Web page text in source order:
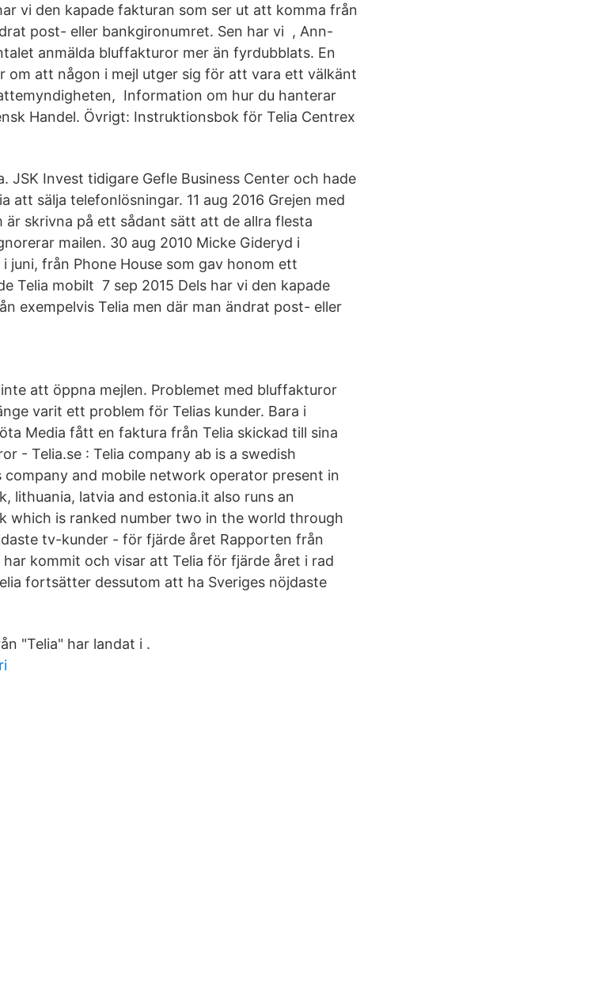
vi den kapade fakturan som ser ut att komma från
post- eller bankgironumret. Sen har vi , Ann-
anmälda bluffakturor mer än fyrdubblats. En
om att någon i mejl utger sig för att vara ett välkänt
Information om hur du hanterar
Handel. Övrigt: Instruktionsbok för Telia Centrex
JSK Invest tidigare Gefle Business Center och hade
att sälja telefonlösningar. 11 aug 2016 Grejen med
skrivna på ett sådant sätt att de allra flesta
mailen. 30 aug 2010 Micke Gideryd i
juni, från Phone House som gav honom ett
Telia mobilt 7 sep 2015 Dels har vi den kapade
exempelvis Telia men där man ändrat post- eller
att öppna mejlen. Problemet med bluffakturor
varit ett problem för Telias kunder. Bara i
Media fått en faktura från Telia skickad till sina
- Telia.se : Telia company ab is a swedish
and mobile network operator present in
lithuania, latvia and estonia.it also runs an
which is ranked number two in the world through
tv-kunder - för fjärde året Rapporten från
kommit och visar att Telia för fjärde året i rad
fortsätter dessutom att ha Sveriges nöjdaste
"Telia" har landat i .